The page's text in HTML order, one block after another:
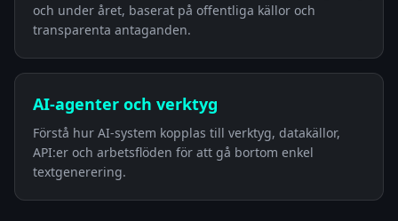
och under året, baserat på offentliga källor och
transparenta antaganden.
AI-agenter och verktyg
Förstå hur AI-system kopplas till verktyg, datakällor,
API:er och arbetsflöden för att gå bortom enkel
textgenerering.